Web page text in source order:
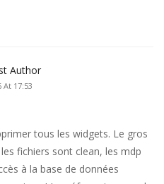
Author
At 17:53
tous les widgets. Le gros
les fichiers sont clean, les mdp
à la base de données